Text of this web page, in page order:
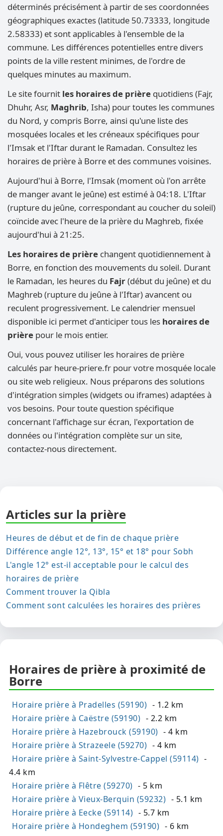
déterminés précisément à partir de ses coordonnées
géographiques exactes (latitude 50.73333, longitude
2.58333) et sont applicables à l'ensemble de la
commune. Les différences potentielles entre divers
points de la ville restent minimes, de l'ordre de
quelques minutes au maximum.
Le site fournit les horaires de prière quotidiens (Fajr,
Dhuhr, Asr, Maghrib, Isha) pour toutes les communes
du Nord, y compris Borre, ainsi qu'une liste des
mosquées locales et les créneaux spécifiques pour
l'Imsak et l'Iftar durant le Ramadan. Consultez les
horaires de prière à Borre et des communes voisines.
Aujourd'hui à Borre, l'Imsak (moment où l'on arrête
de manger avant le jeûne) est estimé à 04:18. L'Iftar
(rupture du jeûne, correspondant au coucher du soleil)
coïncide avec l'heure de la prière du Maghreb, fixée
aujourd'hui à 21:25.
Les horaires de prière changent quotidiennement à
Borre, en fonction des mouvements du soleil. Durant
le Ramadan, les heures du Fajr(début du jeûne) et du
Maghreb (rupture du jeûne à l'Iftar) avancent ou
reculent progressivement. Le calendrier mensuel
disponible ici permet d'anticiper tous les horaires de
prière pour le mois entier.
Oui, vous pouvez utiliser les horaires de prière
calculés par heure-priere.fr pour votre mosquée locale
ou site web religieux. Nous préparons des solutions
d'intégration simples (widgets ou iframes) adaptées à
vos besoins. Pour toute question spécifique
concernant l'affichage sur écran, l'exportation de
données ou l'intégration complète sur un site,
contactez-nous directement.
Articles sur la prière
Heures de début et de fin de chaque prière
Différence angle 12°, 13°, 15° et 18° pour Sobh
L'angle 12° est-il acceptable pour le calcul des
horaires de prière
Comment trouver la Qibla
Comment sont calculées les horaires des prières
Horaires de prière à proximité de
Borre
Horaire prière à Pradelles (59190) - 1.2 km
Horaire prière à Caëstre (59190) - 2.2 km
Horaire prière à Hazebrouck (59190) - 4 km
Horaire prière à Strazeele (59270) - 4 km
Horaire prière à Saint-Sylvestre-Cappel (59114) -
4.4 km
Horaire prière à Flêtre (59270) - 5 km
Horaire prière à Vieux-Berquin (59232) - 5.1 km
Horaire prière à Eecke (59114) - 5.7 km
Horaire prière à Hondeghem (59190) - 6 km